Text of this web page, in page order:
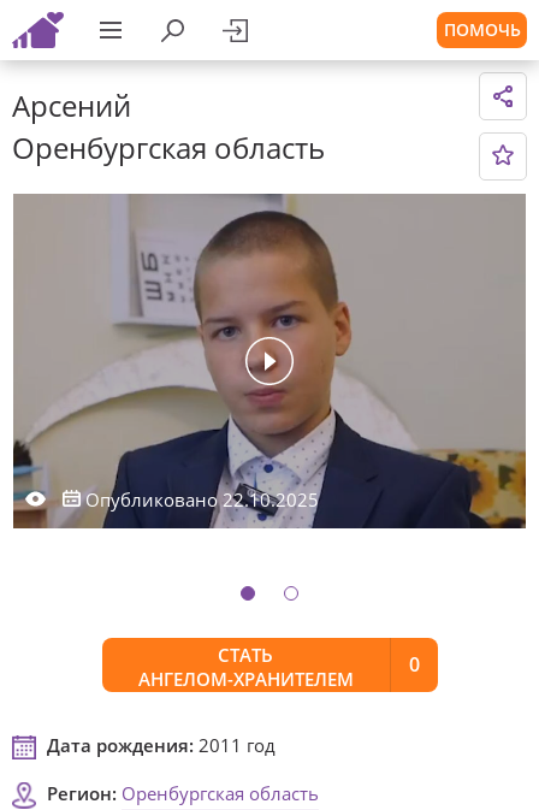
ПОМОЧЬ
Арсений
Оренбургская область
Опубликовано 22.10.2025
СТАТЬ
АНГЕЛОМ-ХРАНИТЕЛЕМ
0
Дата рождения: 2011 год
Регион: Оренбургская область